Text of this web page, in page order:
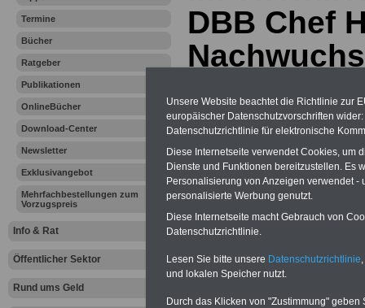
Termine
Bücher
Ratgeber
Publikationen
OnlineBücher
Download-Center
Newsletter
Exklusivangebot
Mehrfachbestellungen zum
Vorzugspreis
Info & Rat
Öffentlicher Sektor
Rund ums Geld
DBB Chef
Vorteile für den
Vergleichen und sparen:
Berufsunfähigkeitsabsicherung
-Krankenzusatzversicherung-
Online-Vergleich Gesetzliche
Krankenkassen-
Zahnzusatzversicherung
Ihr
Unsere Website beachtet die Richtlinie zur
europäischer Datenschutzvorschriften
Datenschutzrichtlinie für elektronische
Diese Internetseite verwendet Cookies, um
Dienste und Funktionen bereitzustellen. Es
Personalisierung von Anzeigen verwendet
personalisierte Werbung genutzt.
Diese Internetseite macht Gebrauch von
Datenschutzrichtlinie.
Lesen Sie bitte unsere Datenschutzrichtlinie
und lokalen Speicher nutzt.
Durch das Klicken von "Zustimmung"